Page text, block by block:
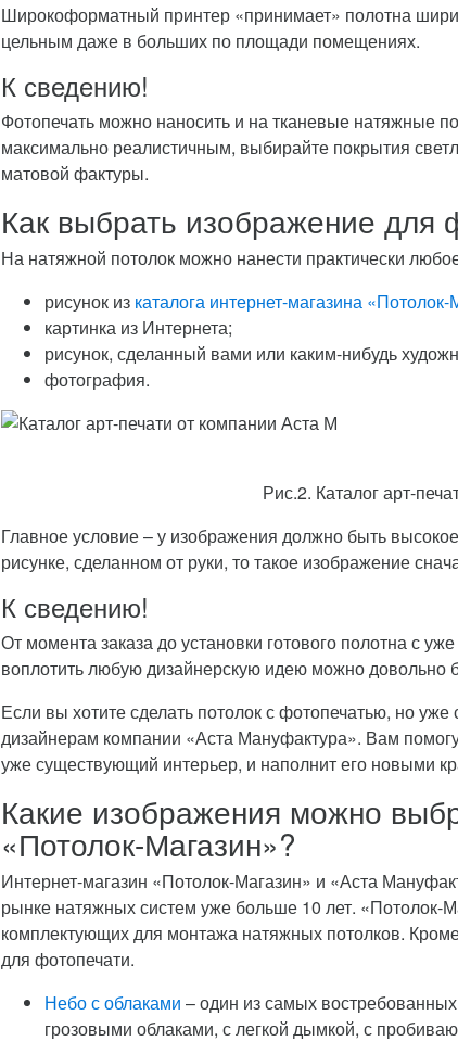
Широкоформатный принтер «принимает» полотна
цельным даже в больших по площади помещениях.
К сведению!
Фотопечать можно наносить и на тканевые натяжные
максимально реалистичным, выбирайте покрытия
матовой фактуры.
Как выбрать изображение для
На натяжной потолок можно нанести практически
рисунок из каталога интернет-магазина «Потолок-
картинка из Интернета;
рисунок, сделанный вами или каким-нибудь
фотография.
Рис.2. Каталог арт-
Главное условие – у изображения должно быть
рисунке, сделанном от руки, то такое изображение
К сведению!
От момента заказа до установки готового полотна с
воплотить любую дизайнерскую идею можно довольно
Если вы хотите сделать потолок с фотопечатью, но
дизайнерам компании «Аста Мануфактура». Вам
уже существующий интерьер, и наполнит его новыми
Какие изображения можно
«Потолок-Магазин»?
Интернет-магазин «Потолок-Магазин» и «Аста
рынке натяжных систем уже больше 10 лет. «Потолок-
комплектующих для монтажа натяжных потолков.
для фотопечати.
Небо с облаками – один из самых
грозовыми облаками, с легкой дымкой, с